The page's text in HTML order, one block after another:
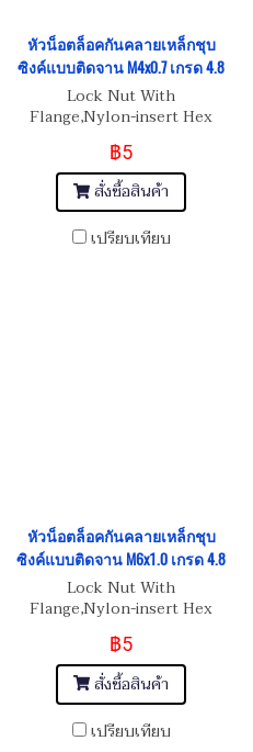
หัวน็อตล็อคกันคลายเหล็กชุบ
ซิงค์แบบติดจาน M4x0.7 เกรด 4.8
Lock Nut With
Flange,Nylon-insert Hex
Nut M4x0.7
฿5
สั่งซื้อสินค้า
เปรียบเทียบ
หัวน็อตล็อคกันคลายเหล็กชุบ
ซิงค์แบบติดจาน M6x1.0 เกรด 4.8
Lock Nut With
Flange,Nylon-insert Hex
Nut M6x1.0
฿5
สั่งซื้อสินค้า
เปรียบเทียบ